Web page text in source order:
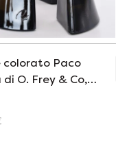
colorato Paco
O. Frey & Co,